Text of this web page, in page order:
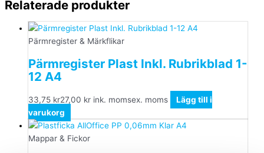
Relaterade produkter
Pärmregister & Märkflikar
Pärmregister Plast Inkl. Rubrikblad 1-
12 A4
33,75 kr27,00 kr ink. momsex. moms
Lägg till i
varukorg
Mappar & Fickor